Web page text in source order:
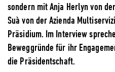
sondern mit Anja Herlyn von
Suà von der Azienda
Präsidium. Im Interview
Beweggründe für ihr
die Präsidentschaft.